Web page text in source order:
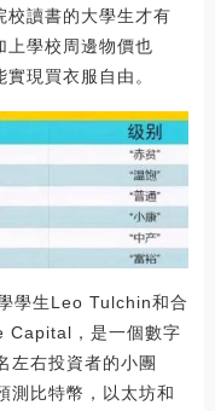
校讀書的大學生才有
上學校周邊物價也
現買衣服自由。
學生Leo Tulchin和合
Capital，是一個數字
左右投資者的小團
測比特幣，以太坊和